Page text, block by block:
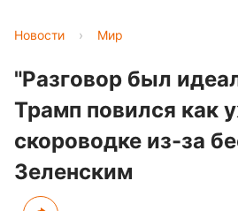
Новости › Мир
"Разговор был
Трамп повился как
скороводке из-за
Зеленским